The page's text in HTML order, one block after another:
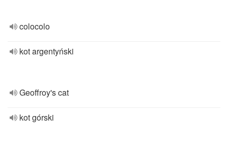
colocolo
kot argentyński
Geoffroy's cat
kot górski